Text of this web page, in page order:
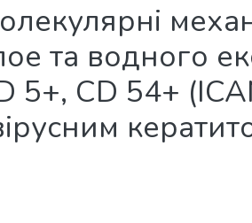
та водного
5+, СD 54+